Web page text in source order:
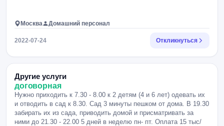
Москва Домашний персонал
2022-07-24 Откликнуться
Другие услуги
договорная
Нужно приходить к 7.30 - 8.00 к 2 детям (4 и 6 лет) одевать их
и отводить в сад к 8.30. Сад 3 минуты пешком от дома. В 19.30
забирать их из сада, приводить домой и присматривать за
ними до 21.30 - 22.00 5 дней в неделю пн- пт. Оплата 15 тыс/